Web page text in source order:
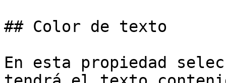
## Color de texto
En esta propiedad